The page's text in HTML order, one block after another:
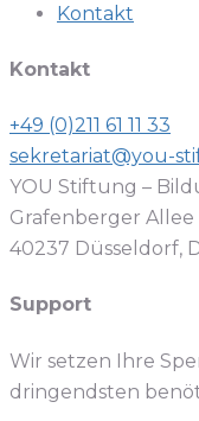
Kontakt
Kontakt
+49 (0)211 61 11 33
sekretariat@you-
YOU Stiftung –
Grafenberger Allee
40237 Düsseldorf,
Support
Wir setzen Ihre
dringendsten